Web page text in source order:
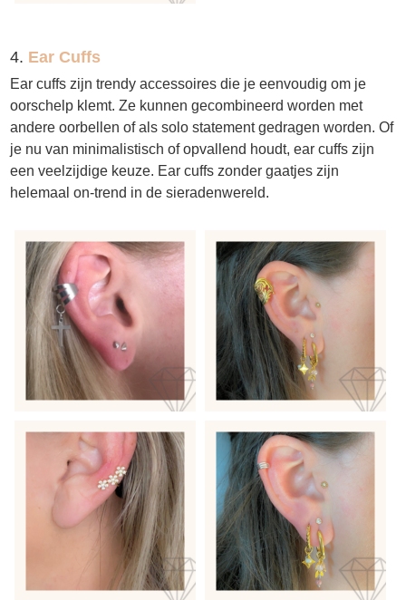
4. Ear Cuffs
Ear cuffs zijn trendy accessoires die je eenvoudig om je
oorschelp klemt. Ze kunnen gecombineerd worden met
andere oorbellen of als solo statement gedragen worden. Of
je nu van minimalistisch of opvallend houdt, ear cuffs zijn
een veelzijdige keuze. Ear cuffs zonder gaatjes zijn
helemaal on-trend in de sieradenwereld.